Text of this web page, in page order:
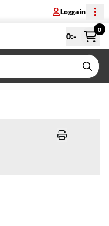
Logga in
0:-
0